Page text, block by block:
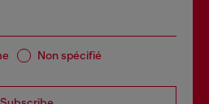
Non spécifié